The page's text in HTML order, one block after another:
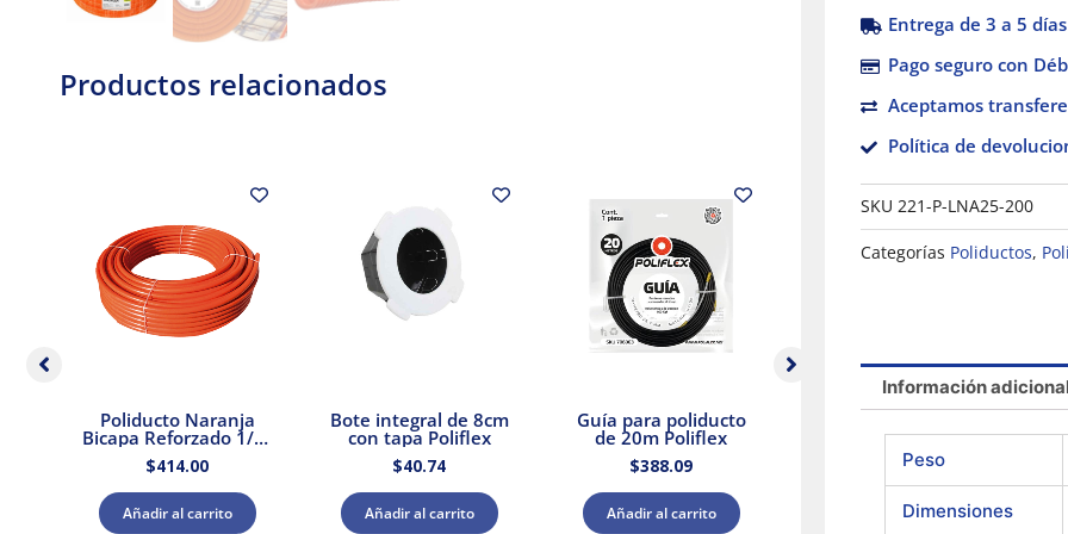
Productos relacionados
Poliducto Naranja
Bicapa Reforzado 1/2″
100 mts.
$414.00
Añadir al carrito
Bote integral de 8cm
con tapa Poliflex
$40.74
Añadir al carrito
Guía para poliducto
de 20m Poliflex
$388.09
Añadir al carrito
de 10m Poliflex
240.62
Añadir al carrito
Entrega de 3 a 5 días
Pago seguro con
Aceptamos
Política de
SKU 221-P-LNA25-200
Categorías Poliductos,
Información
Peso
Dimensiones